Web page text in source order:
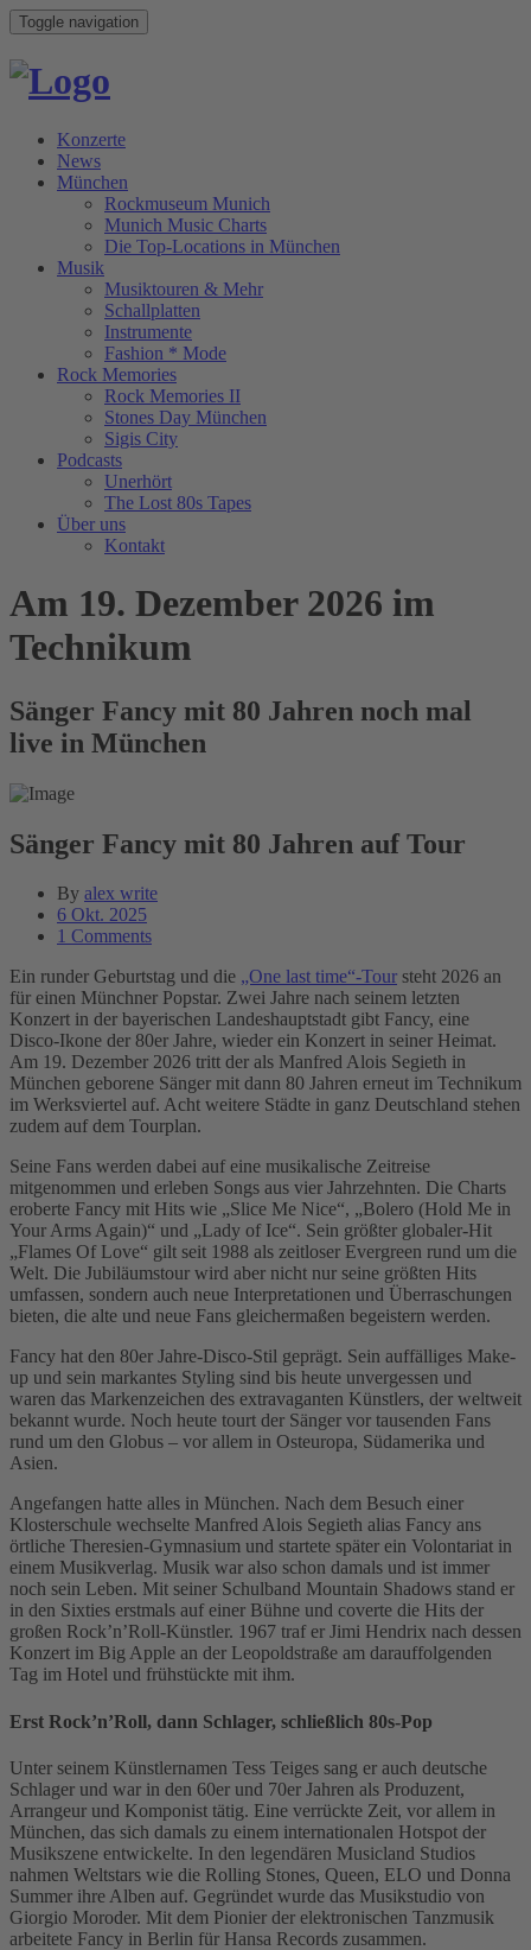
Toggle navigation
Konzerte
News
München
Rockmuseum Munich
Munich Music Charts
Die Top-Locations in München
Musik
Musiktouren & Mehr
Schallplatten
Instrumente
Fashion * Mode
Rock Memories
Rock Memories II
Stones Day München
Sigis City
Podcasts
Unerhört
The Lost 80s Tapes
Über uns
Kontakt
Am 19. Dezember 2026 im
Technikum
Sänger Fancy mit 80 Jahren noch mal
live in München
Sänger Fancy mit 80 Jahren auf Tour
By alex write
6 Okt. 2025
1 Comments
Ein runder Geburtstag und die „One last time“-Tour steht 2026 an
für einen Münchner Popstar. Zwei Jahre nach seinem letzten
Konzert in der bayerischen Landeshauptstadt gibt Fancy, eine
Disco-Ikone der 80er Jahre, wieder ein Konzert in seiner Heimat.
Am 19. Dezember 2026 tritt der als Manfred Alois Segieth in
München geborene Sänger mit dann 80 Jahren erneut im Technikum
im Werksviertel auf. Acht weitere Städte in ganz Deutschland stehen
zudem auf dem Tourplan.
Seine Fans werden dabei auf eine musikalische Zeitreise
mitgenommen und erleben Songs aus vier Jahrzehnten. Die Charts
eroberte Fancy mit Hits wie „Slice Me Nice“, „Bolero (Hold Me in
Your Arms Again)“ und „Lady of Ice“. Sein größter globaler-Hit
„Flames Of Love“ gilt seit 1988 als zeitloser Evergreen rund um die
Welt. Die Jubiläumstour wird aber nicht nur seine größten Hits
umfassen, sondern auch neue Interpretationen und Überraschungen
bieten, die alte und neue Fans gleichermaßen begeistern werden.
Fancy hat den 80er Jahre-Disco-Stil geprägt. Sein auffälliges Make-
up und sein markantes Styling sind bis heute unvergessen und
waren das Markenzeichen des extravaganten Künstlers, der weltweit
bekannt wurde. Noch heute tourt der Sänger vor tausenden Fans
rund um den Globus – vor allem in Osteuropa, Südamerika und
Asien.
Angefangen hatte alles in München. Nach dem Besuch einer
Klosterschule wechselte Manfred Alois Segieth alias Fancy ans
örtliche Theresien-Gymnasium und startete später ein Volontariat in
einem Musikverlag. Musik war also schon damals und ist immer
noch sein Leben. Mit seiner Schulband Mountain Shadows stand er
in den Sixties erstmals auf einer Bühne und coverte die Hits der
großen Rock’n’Roll-Künstler. 1967 traf er Jimi Hendrix nach dessen
Konzert im Big Apple an der Leopoldstraße am darauffolgenden
Tag im Hotel und frühstückte mit ihm.
Erst Rock’n’Roll, dann Schlager, schließlich 80s-Pop
Unter seinem Künstlernamen Tess Teiges sang er auch deutsche
Schlager und war in den 60er und 70er Jahren als Produzent,
Arrangeur und Komponist tätig. Eine verrückte Zeit, vor allem in
München, das sich damals zu einem internationalen Hotspot der
Musikszene entwickelte. In den legendären Musicland Studios
nahmen Weltstars wie die Rolling Stones, Queen, ELO und Donna
Summer ihre Alben auf. Gegründet wurde das Musikstudio von
Giorgio Moroder. Mit dem Pionier der elektronischen Tanzmusik
arbeitete Fancy in Berlin für Hansa Records zusammen.